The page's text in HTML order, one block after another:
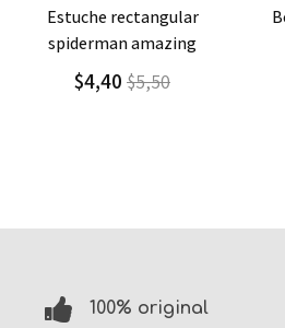
Agregar Detalle
amazing
$13,00 $18,57
individual de polipropileno
100% original